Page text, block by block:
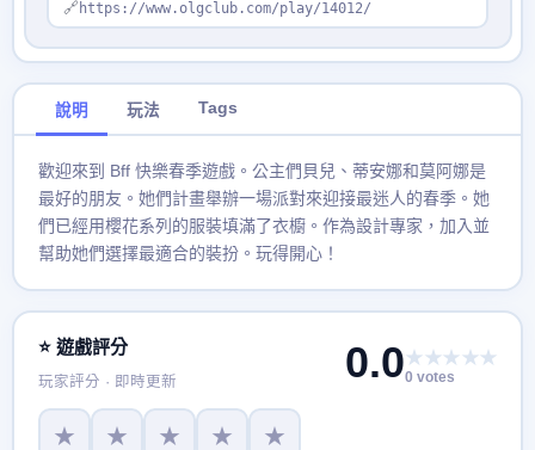
🔗 https://www.olgclub.com/play/14012/
說明 玩法 Tags
歡迎來到 Bff 快樂春季遊戲。公主們貝兒、蒂安娜和莫阿娜是
最好的朋友。她們計畫舉辦一場派對來迎接最迷人的春季。她
們已經用櫻花系列的服裝填滿了衣櫥。作為設計專家，加入並
幫助她們選擇最適合的裝扮。玩得開心！
⭐ 遊戲評分
玩家評分 · 即時更新 0.0★★★★★
0 votes
★ ★ ★ ★ ★